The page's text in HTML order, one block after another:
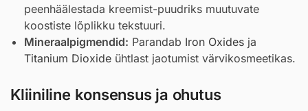
peenhäälestada kreemist-puudriks muutuvate
koostiste lõplikku tekstuuri.
Mineraalpigmendid: Parandab Iron Oxides ja
Titanium Dioxide ühtlast jaotumist värvikosmeetikas.
Kliiniline konsensus ja ohutus